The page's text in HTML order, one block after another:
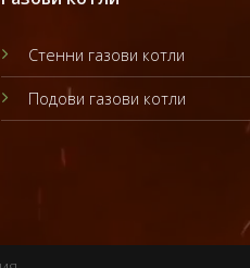
Стенни газови котли
Подови газови котли